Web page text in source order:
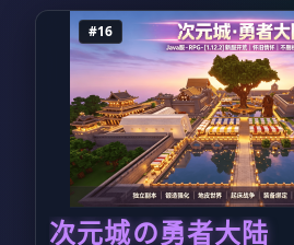
豆，开始你的养老生存之旅！版权
蛋土豆管理团队保留所有权 ©
BakaPotato.com/ 笨蛋土豆.com
水线、打造专属空岛产业，面向喜
研、长线空岛养成的玩家。
【无主之地｜自由混战服】 核心版
领地、无玩家保护，允许拆家、掠
PVP，极致乱斗，适合喜欢高强度
的玩家。禁止一切作弊行为否则永
IP。
建议最佳客户端版本为26.2，支持
服务器持续更新迭代、定期优化调
打造优质方块社区。
的归属
服务器运行三年以来仅有飞行/会员
久，没有花里胡哨的氪金内容
机器i9-13900ks游玩稳定流畅
全新钓鱼大赛
像素绘画
可视化旗帜
更多附魔
趣味答题
地皮世界
#16
次元城の勇者大陆